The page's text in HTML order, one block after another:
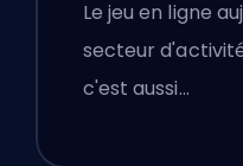
a appris aux
sur la
Le jeu en ligne
secteur
c'est aussi…